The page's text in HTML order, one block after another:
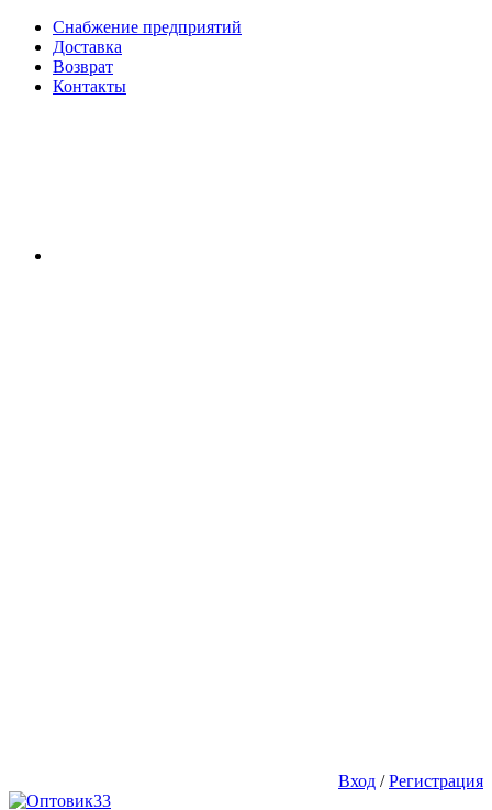
Снабжение предприятий
Доставка
Возврат
Контакты
Вход /Регистрация